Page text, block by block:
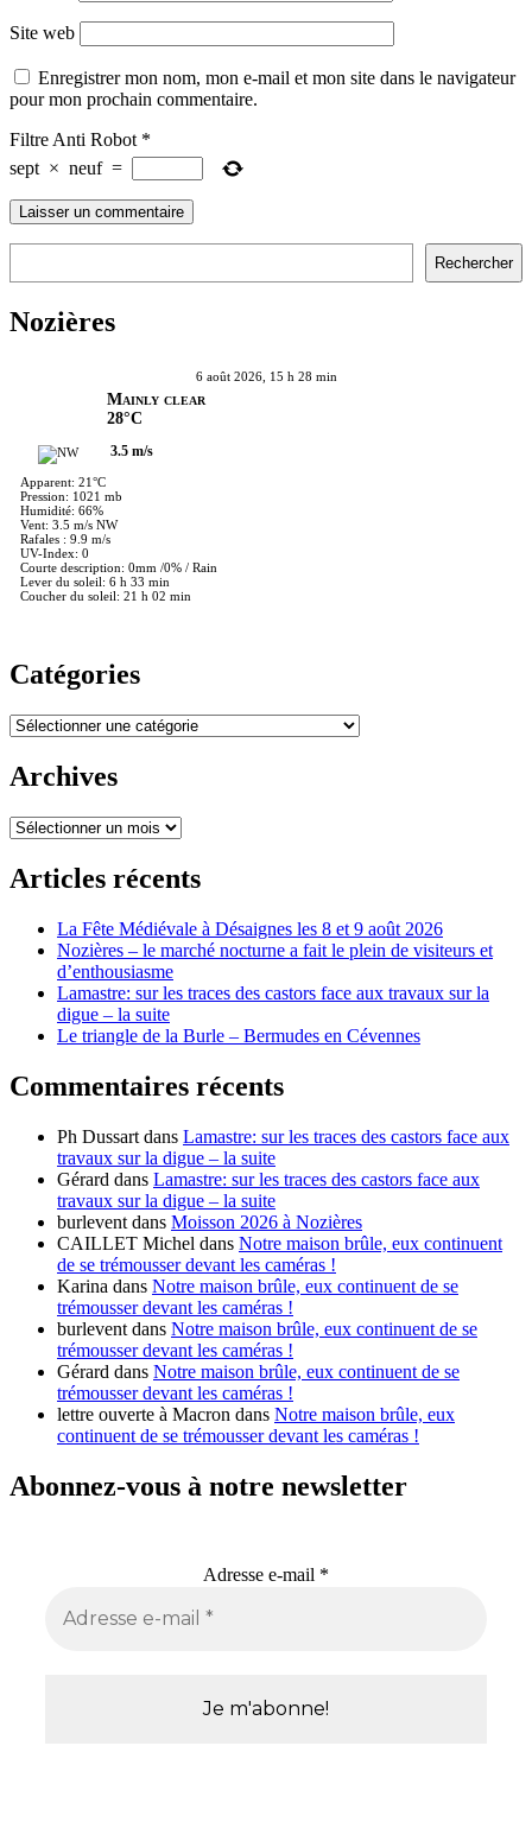
Site web
Enregistrer mon nom, mon e-mail et mon site dans le navigateur
pour mon prochain commentaire.
Filtre Anti Robot *
sept × neuf =
Rechercher
Nozières
6 août 2026, 15 h 28 min
Mainly clear
28°C
3.5 m/s
Apparent: 21°C
Pression: 1021 mb
Humidité: 66%
Vent: 3.5 m/s NW
Rafales : 9.9 m/s
UV-Index: 0
Courte description: 0mm /0% / Rain
Lever du soleil: 6 h 33 min
Coucher du soleil: 21 h 02 min
Catégories
Catégories
Archives
Archives
Articles récents
La Fête Médiévale à Désaignes les 8 et 9 août 2026
Nozières – le marché nocturne a fait le plein de visiteurs et
d’enthousiasme
Lamastre: sur les traces des castors face aux travaux sur la
digue – la suite
Le triangle de la Burle – Bermudes en Cévennes
Commentaires récents
Ph Dussart dans Lamastre: sur les traces des castors face aux
travaux sur la digue – la suite
Gérard dans Lamastre: sur les traces des castors face aux
travaux sur la digue – la suite
burlevent dans Moisson 2026 à Nozières
CAILLET Michel dans Notre maison brûle, eux continuent
de se trémousser devant les caméras !
Karina dans Notre maison brûle, eux continuent de se
trémousser devant les caméras !
burlevent dans Notre maison brûle, eux continuent de se
trémousser devant les caméras !
Gérard dans Notre maison brûle, eux continuent de se
trémousser devant les caméras !
lettre ouverte à Macron dans Notre maison brûle, eux
continuent de se trémousser devant les caméras !
Abonnez-vous à notre newsletter
Adresse e-mail *